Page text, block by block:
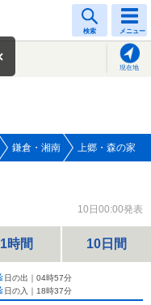
検索 メニュー
現在地
鎌倉・湘南 上郷・森の家
10日00:00発表
1時間 10日間
日の出｜ 04時57分
日の入｜ 18時37分